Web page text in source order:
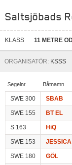
Saltsjöbads
KLASS 11 METRE
ORGANISATÖR: KSSS
Segelnr. Båtnamn
SWE 300 SBAB
SWE 155 BT EL
S 163 HiQ
SWE 153 JESSICA
SWE 180 GÖL